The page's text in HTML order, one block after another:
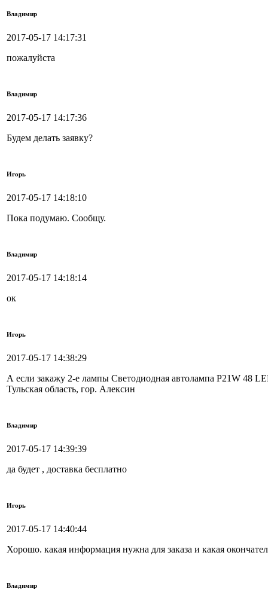
Владимир
2017-05-17 14:17:31
пожалуйста
Владимир
2017-05-17 14:17:36
Будем делать заявку?
Игорь
2017-05-17 14:18:10
Пока подумаю. Сообщу.
Владимир
2017-05-17 14:18:14
ок
Игорь
2017-05-17 14:38:29
А если закажу 2-е лампы Светодиодная автолампа P21W 48
Тульская область, гор. Алексин
Владимир
2017-05-17 14:39:39
да будет , доставка бесплатно
Игорь
2017-05-17 14:40:44
Хорошо. какая информация нужна для заказа и какая
Владимир